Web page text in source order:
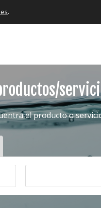
.
el producto o